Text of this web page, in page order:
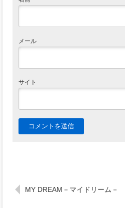
メール
サイト
MY DREAM－マイドリーム－